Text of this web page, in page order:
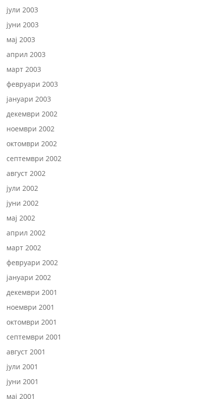
јули 2003
јуни 2003
мај 2003
април 2003
март 2003
февруари 2003
јануари 2003
декември 2002
ноември 2002
октомври 2002
септември 2002
август 2002
јули 2002
јуни 2002
мај 2002
април 2002
март 2002
февруари 2002
јануари 2002
декември 2001
ноември 2001
октомври 2001
септември 2001
август 2001
јули 2001
јуни 2001
мај 2001